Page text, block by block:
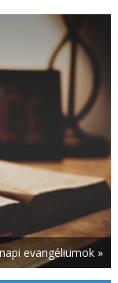
evangéliumok »